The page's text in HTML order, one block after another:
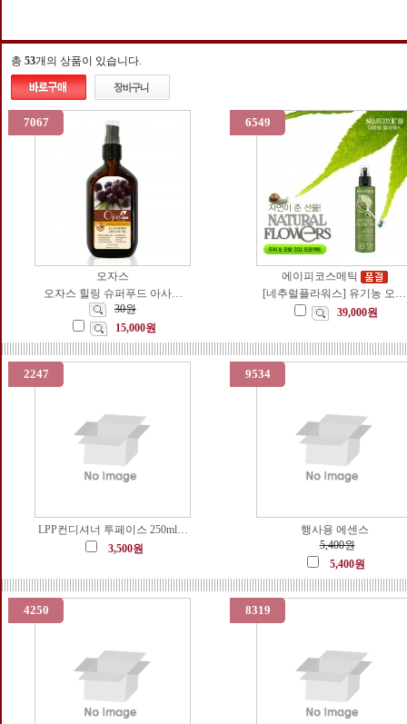
총 53개의 상품이 있습니다.
7067
오자스
오자스 힐링 슈퍼푸드 아사…
30원
15,000원
6549
에이피코스메틱
[네추럴플라워스] 유기농 오…
39,000원
2247
LPP컨디셔너 투페이스 250ml…
3,500원
9534
행사용 에센스
5,400원
5,400원
4250 8319